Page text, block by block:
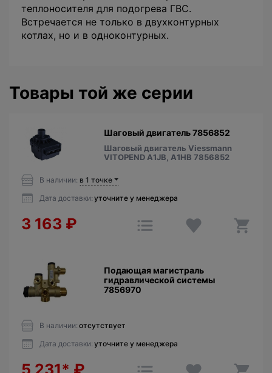
теплоносителя для подогрева ГВС.
Встречается не только в двухконтурных
котлах, но и в одноконтурных.
Товары той же серии
Шаговый двигатель 7856852
Шаговый двигатель Viessmann
VITOPEND A1JB, A1HB 7856852
В наличии: в 1 точке
Дата доставки: уточните у менеджера
3 163 ₽
Подающая магистраль
гидравлической системы
7856970
В наличии: отсутствует
Дата доставки: уточните у менеджера
5 231* ₽